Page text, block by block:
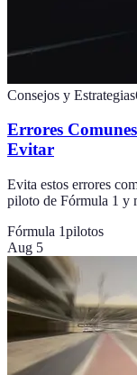
Consejos y Estrategias
Errores
Evitar
Evita estos errores
piloto de Fórmula 1 y
Fórmula 1pilotos
Aug 5